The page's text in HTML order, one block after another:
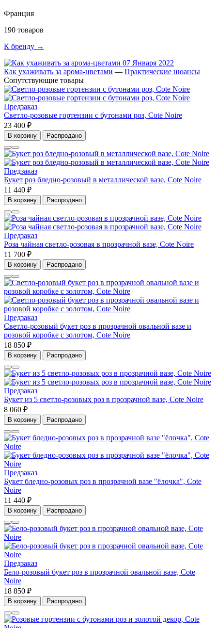
Франция
190 товаров
К бренду →
07 Января 2022
Как ухаживать за арома-цветами — Практические нюансы
Сопутствующие товары
Предзаказ
Светло-розовые гортензии с бутонами роз, Cote Noire
23 400 ₽
В корзину Распродано
Предзаказ
Букет роз бледно-розовый в металлической вазе, Cote Noire
11 440 ₽
В корзину Распродано
Предзаказ
Роза чайная светло-розовая в прозрачной вазе, Cote Noire
11 700 ₽
В корзину Распродано
Предзаказ
Светло-розовый букет роз в прозрачной овальной вазе и
розовой коробке с золотом, Cote Noire
18 850 ₽
В корзину Распродано
Предзаказ
Букет из 5 светло-розовых роз в прозрачной вазе, Cote Noire
8 060 ₽
В корзину Распродано
Предзаказ
Букет бледно-розовых роз в прозрачной вазе "ёлочка", Cote
Noire
11 440 ₽
В корзину Распродано
Предзаказ
Бело-розовый букет роз в прозрачной овальной вазе, Cote
Noire
18 850 ₽
В корзину Распродано